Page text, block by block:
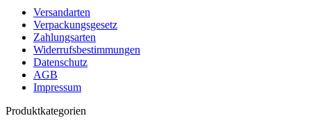
Versandarten
Verpackungsgesetz
Zahlungsarten
Widerrufsbestimmungen
Datenschutz
AGB
Impressum
Produktkategorien